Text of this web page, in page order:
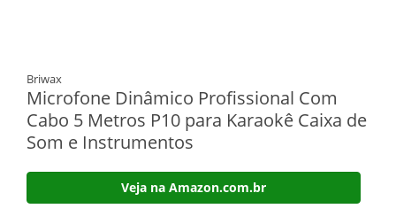
Briwax
Microfone Dinâmico Profissional Com
Cabo 5 Metros P10 para Karaokê Caixa de
Som e Instrumentos
Veja na Amazon.com.br